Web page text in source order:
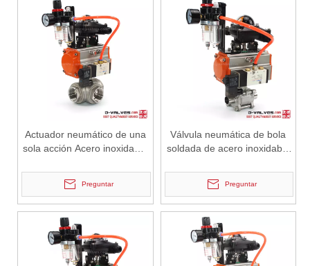
2026-06-30
En los sistemas de tuberías industriales, la protección de
Actuador neumático de una
sola acción Acero inoxidable
puerto T/L
Preguntar
Válvula neumática de bola
soldada de acero inoxidable
Preguntar